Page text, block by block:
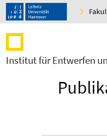
Institut für Entwerfen